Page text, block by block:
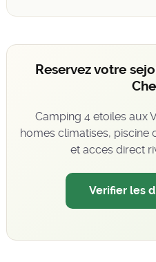
Reservez votre
Camping 4 etoiles aux
homes climatises, piscine
et acces direct
Verifier les